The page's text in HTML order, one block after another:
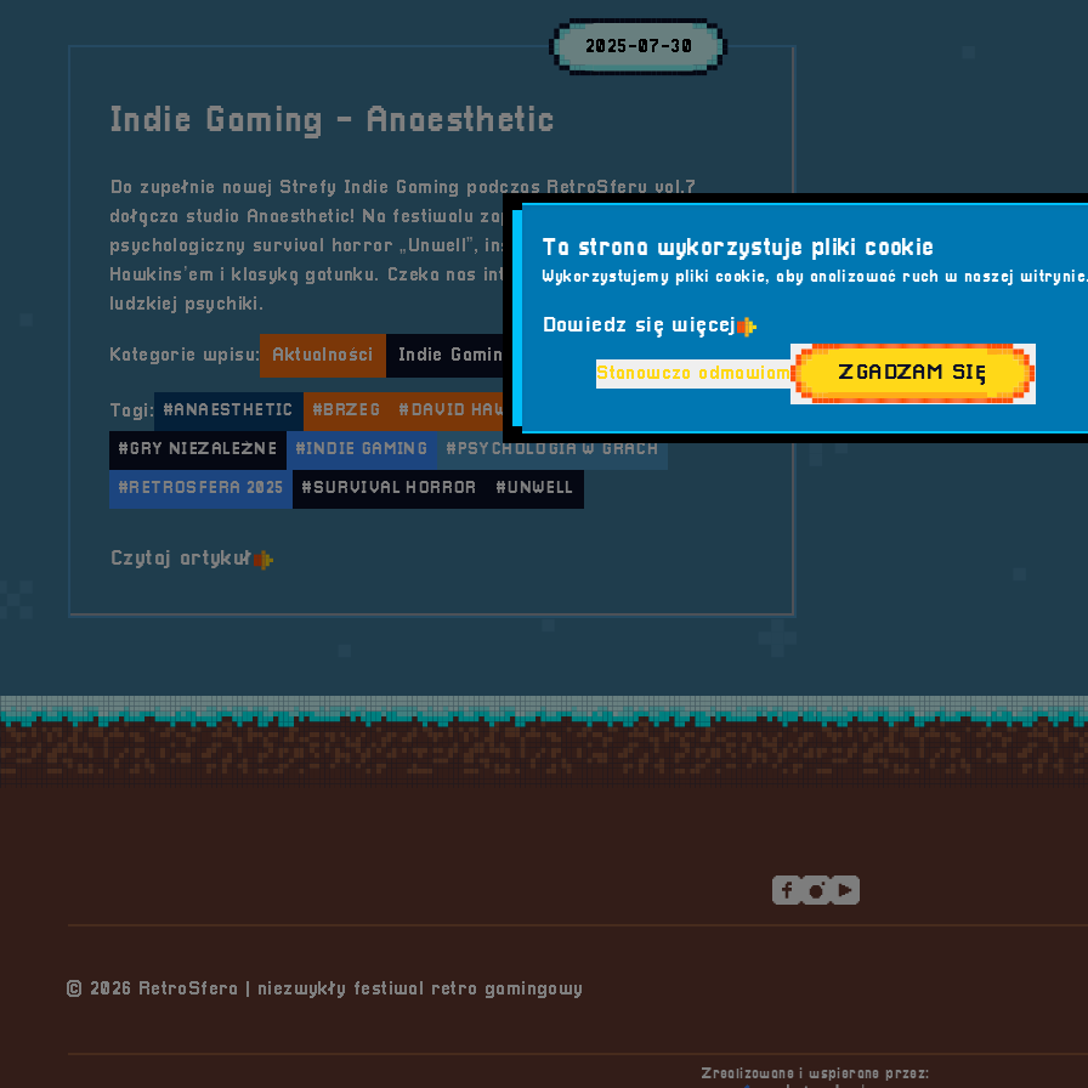
2025-07-30
Indie Gaming - Anaesthetic
Do zupełnie nowej Strefy Indie Gaming podczas RetroSfery vol.7
dołącza studio Anaesthetic! Na festiwalu zaprezentują mroczny,
psychologiczny survival horror „Unwell”, inspirowany Freudem,
Hawkins’em i klasyką gatunku. Czeka nas intensywna podróż w głąb
ludzkiej psychiki.
Kategorie wpisu: Aktualności Indie Gaming RetroSfera vol. 7
Tagi: #ANAESTHETIC #BRZEG #DAVID HAWKINS
#GRY NIEZALEŻNE #INDIE GAMING #PSYCHOLOGIA W GRACH
#RETROSFERA 2025 #SURVIVAL HORROR #UNWELL
Czytaj artykuło tytule Indie Gaming &#8211; Anaesthetic
© 2026 RetroSfera | niezwykły festiwal retro gamingowy
Zrealizowane i wspierane przez:
Ta strona wykorzystuje pliki cookie
Wykorzystujemy pliki cookie, aby analizować ruch w naszej
Dowiedz się więcej
Stanowczo odmawiam ZGADZAM SIĘ